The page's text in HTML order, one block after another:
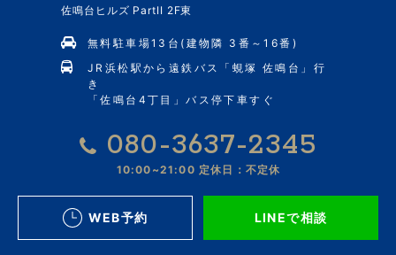
佐鳴台ヒルズ PartII 2F東
無料駐車場13台(建物隣 3番～16番)
JR浜松駅から遠鉄バス「蜆塚 佐鳴台」行
き
「佐鳴台4丁目」バス停下車すぐ
080-3637-2345
10:00~21:00 定休日：不定休
WEB予約 LINEで相談